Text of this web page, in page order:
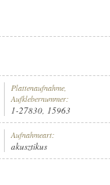
Plattenaufnahme,
Aufklebernummer:
1-27830, 15963
Aufnahmeart:
akusztikus